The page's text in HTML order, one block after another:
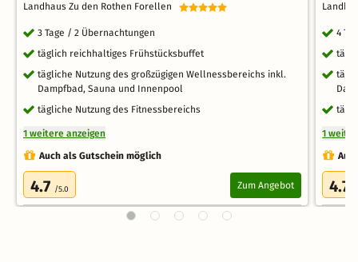
Landhaus Zu den Rothen Forellen
3 Tage / 2 Übernachtungen
täglich reichhaltiges Frühstücksbuffet
tägliche Nutzung des großzügigen Wellnessbereichs inkl.
Dampfbad, Sauna und Innenpool
tägliche Nutzung des Fitnessbereichs
1 weitere anzeigen
Auch als Gutschein möglich
4.7 /5.0 Zum Angebot
4
1
4.7